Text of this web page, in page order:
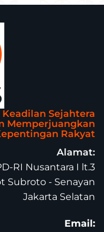
Sejahtera
Memperjuangkan
Rakyat
Alamat:
RI Nusantara I lt.3
Subroto - Senayan
Jakarta Selatan
Email: